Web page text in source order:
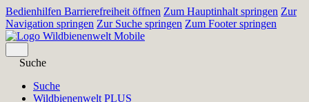
Bedienhilfen Barrierefreiheit öffnen Zum Hauptinhalt springen Zur
Navigation springen Zur Suche springen Zum Footer springen
Suche
Suche
Wildbienenwelt PLUS